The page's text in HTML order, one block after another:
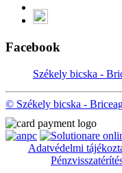
Facebook
Székely bicska -
© Székely bicska -
Adatvédelmi